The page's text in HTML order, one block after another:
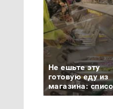
Не ешьте эту
готовую еду из
магазина: